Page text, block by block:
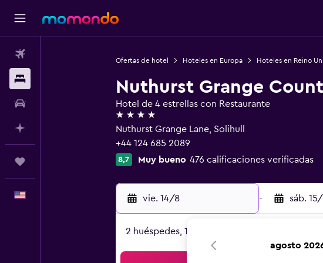
Ofertas de hotel Hoteles en Europa Hoteles en Reino
Nuthurst Grange
Hotel de 4 estrellas con Restaurante
4 estrellas
Nuthurst Grange Lane, Solihull
+44 124 685 2089
8,7 Muy bueno 476 calificaciones verificadas
vie. 14/8 - sáb.
2 huéspedes, 1 habitación
agosto